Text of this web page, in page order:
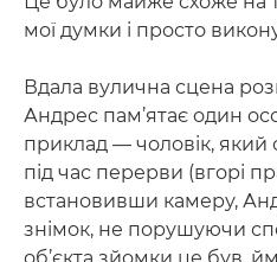
мої думки і просто
Вдала вулична сцена
Андрес пам’ятає один
приклад — чоловік, який
під час перерви (вгорі
встановивши камеру,
знімок, не порушуючи